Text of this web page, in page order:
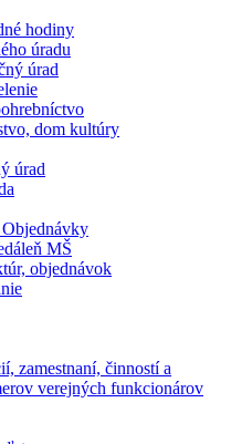
hodiny
úradu
úrad
dom kultúry
úrad
MŠ
objednávok
zamestnaní, činností a
verejných funkcionárov